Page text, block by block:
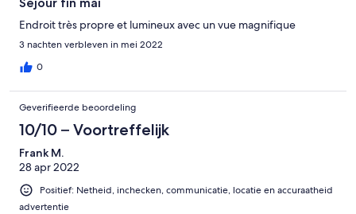
Endroit très propre et lumineux avec un vue magnifique
3 nachten verbleven in mei 2022
0
Geverifieerde beoordeling
10/10 – Voortreffelijk
Frank M.
28 apr 2022
Positief: Netheid, inchecken, communicatie, locatie en accuraatheid
advertentie